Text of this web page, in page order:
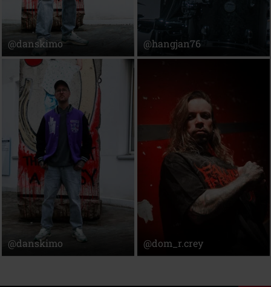
@danskimo
@danskimo
@hangjan76
@dom_r.crey